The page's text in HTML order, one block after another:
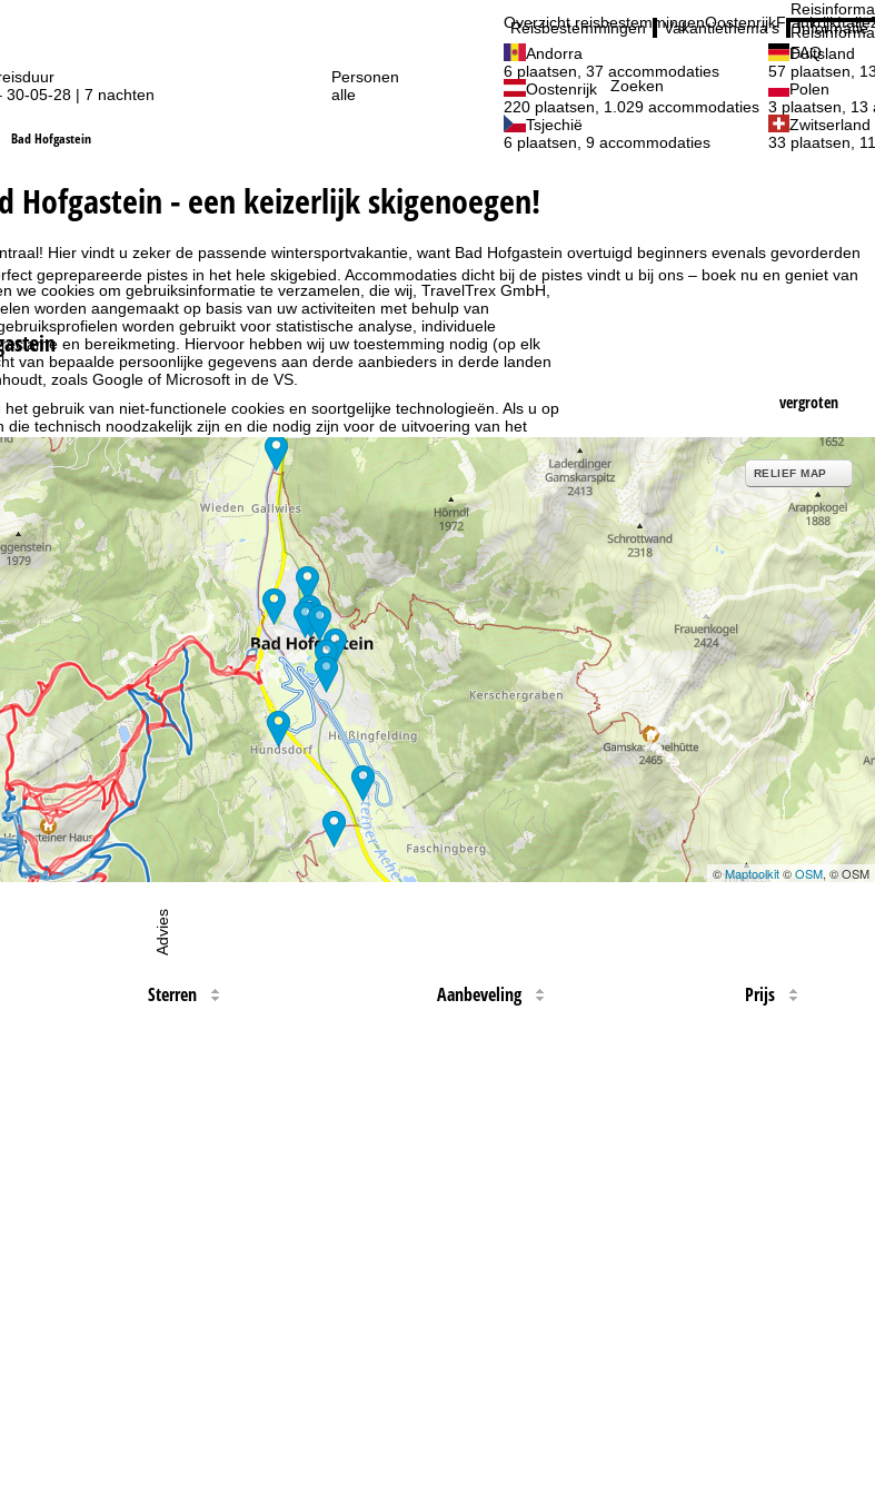
we cookies om gebruiksinformatie te verzamelen, die wij, TravelTrex GmbH,
worden aangemaakt op basis van uw activiteiten met behulp van
worden gebruikt voor statistische analyse, individuele
en bereikmeting. Hiervoor hebben wij uw toestemming nodig (op elk
van bepaalde persoonlijke gegevens aan derde aanbieders in derde landen
zoals Google of Microsoft in de VS.
gebruik van niet-functionele cookies en soortgelijke technologieën. Als u op
die technisch noodzakelijk zijn en die nodig zijn voor de uitvoering van het
en de mogelijkheid om uw instellingen te wijzigen, vindt u in de informatie
in hetImpressum. Informatie over de doeleinden en jouw rechten omtrent
.
09:00-17:00
09:00-14:00
gesloten
Advies
Reisbestemmingen
Overzicht reisbestemmingenOostenrijkFrankrijkItalië
Andorra
6 plaatsen, 37 accommodaties
Duitsland
57 plaatsen,
Oostenrijk
220 plaatsen, 1.029 accommodaties
Polen
3 plaatsen, 13
Tsjechië
6 plaatsen, 9 accommodaties
Zwitserland
33 plaatsen,
Vakantiethema's Informatie
FAQ
30-05-28 | 7 nachten
Personen
alle
Zoeken
Bad Hofgastein
Hofgastein - een keizerlijk skigenoegen!
Hier vindt u zeker de passende wintersportvakantie, want Bad Hofgastein overtuigd beginners evenals gevorderden
geprepareerde pistes in het hele skigebied. Accommodaties dicht bij de pistes vindt u bij ons – boek nu en geniet van
vergroten
RELIEF MAP
©Maptoolkit©OSM, © OSM
Sterren Aanbeveling Prijs